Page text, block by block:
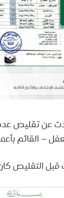
– القائم
كان بحدود